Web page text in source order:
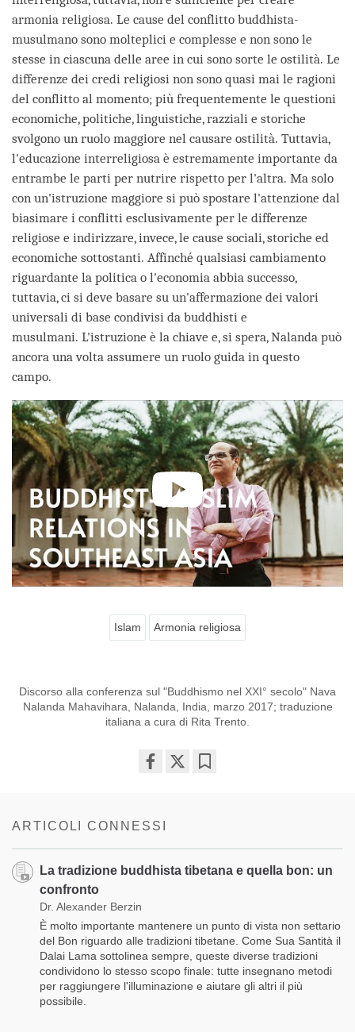
armonia religiosa. Le cause del conflitto buddhista-
musulmano sono molteplici e complesse e non sono le
stesse in ciascuna delle aree in cui sono sorte le ostilità. Le
differenze dei credi religiosi non sono quasi mai le ragioni
del conflitto al momento; più frequentemente le questioni
economiche, politiche, linguistiche, razziali e storiche
svolgono un ruolo maggiore nel causare ostilità. Tuttavia,
l'educazione interreligiosa è estremamente importante da
entrambe le parti per nutrire rispetto per l'altra. Ma solo
con un'istruzione maggiore si può spostare l'attenzione dal
biasimare i conflitti esclusivamente per le differenze
religiose e indirizzare, invece, le cause sociali, storiche ed
economiche sottostanti. Affinché qualsiasi cambiamento
riguardante la politica o l'economia abbia successo,
tuttavia, ci si deve basare su un'affermazione dei valori
universali di base condivisi da buddhisti e
musulmani. L'istruzione è la chiave e, si spera, Nalanda può
ancora una volta assumere un ruolo guida in questo
campo.
Islam Armonia religiosa
Discorso alla conferenza sul "Buddhismo nel XXI° secolo" Nava
Nalanda Mahavihara, Nalanda, India, marzo 2017; traduzione
italiana a cura di Rita Trento.
ARTICOLI CONNESSI
La tradizione buddhista tibetana e quella bon: un
confronto
Dr. Alexander Berzin
È molto importante mantenere un punto di vista non settario
del Bon riguardo alle tradizioni tibetane. Come Sua Santità il
Dalai Lama sottolinea sempre, queste diverse tradizioni
condividono lo stesso scopo finale: tutte insegnano metodi
per raggiungere l'illuminazione e aiutare gli altri il più
possibile.